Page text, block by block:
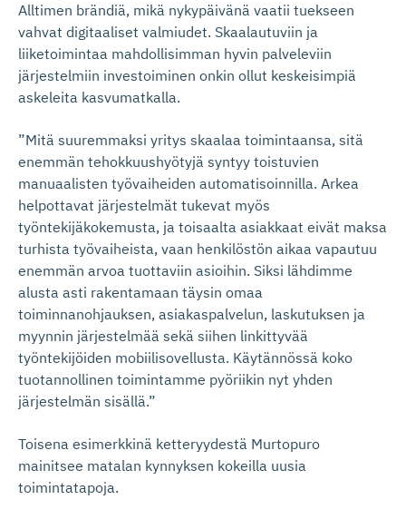
Alltimen brändiä, mikä nykypäivänä vaatii tuekseen
vahvat digitaaliset valmiudet. Skaalautuviin ja
liiketoimintaa mahdollisimman hyvin palveleviin
järjestelmiin investoiminen onkin ollut keskeisimpiä
askeleita kasvumatkalla.
”Mitä suuremmaksi yritys skaalaa toimintaansa, sitä
enemmän tehokkuushyötyjä syntyy toistuvien
manuaalisten työvaiheiden automatisoinnilla. Arkea
helpottavat järjestelmät tukevat myös
työntekijäkokemusta, ja toisaalta asiakkaat eivät maksa
turhista työvaiheista, vaan henkilöstön aikaa vapautuu
enemmän arvoa tuottaviin asioihin. Siksi lähdimme
alusta asti rakentamaan täysin omaa
toiminnanohjauksen, asiakaspalvelun, laskutuksen ja
myynnin järjestelmää sekä siihen linkittyvää
työntekijöiden mobiilisovellusta. Käytännössä koko
tuotannollinen toimintamme pyöriikin nyt yhden
järjestelmän sisällä.”
Toisena esimerkkinä ketteryydestä Murtopuro
mainitsee matalan kynnyksen kokeilla uusia
toimintatapoja.